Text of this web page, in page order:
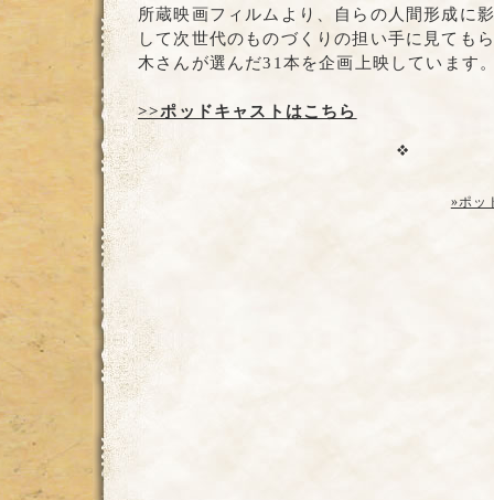
所蔵映画フィルムより、自らの人間形成に
して次世代のものづくりの担い手に見ても
木さんが選んだ31本を企画上映しています
>>ポッドキャストはこちら
»ポッ